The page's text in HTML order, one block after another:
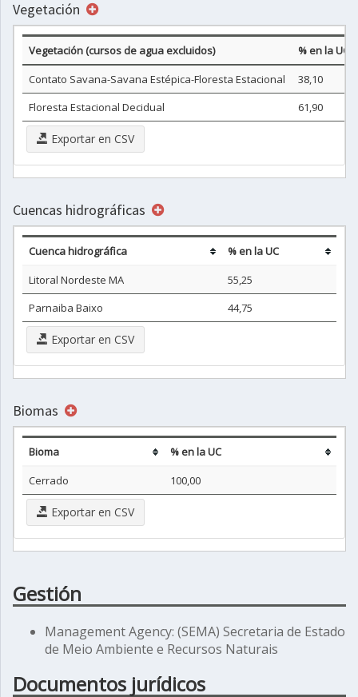
Vegetación
Vegetación (cursos de agua excluidos)
% en la UC
Contato Savana-Savana Estépica-Floresta Estacional
38,10
Floresta Estacional Decidual
61,90
Exportar en CSV
Cuencas hidrográficas
Cuenca hidrográfica
% en la UC
Litoral Nordeste MA
55,25
Parnaiba Baixo
44,75
Exportar en CSV
Biomas
Bioma
% en la UC
Cerrado
100,00
Exportar en CSV
Gestión
Management Agency: (SEMA) Secretaria de Estado
de Meio Ambiente e Recursos Naturais
Documentos jurídicos